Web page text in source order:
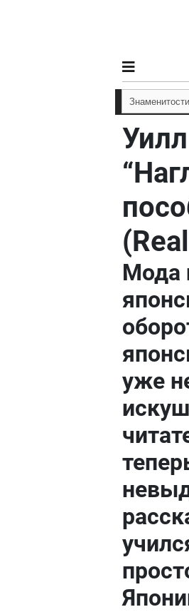
Знаменитости
Мода
уже